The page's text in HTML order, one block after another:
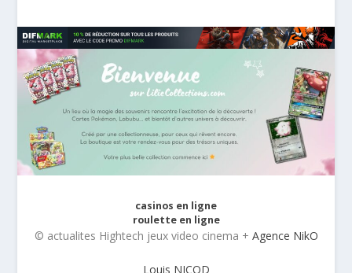
casinos en ligne
roulette en ligne
© actualites Hightech jeux video cinema + Agence NikO
Louis NICOD